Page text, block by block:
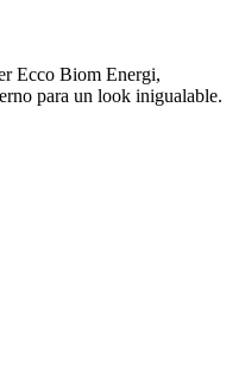
Ecco Biom Energi,
para un look inigualable.